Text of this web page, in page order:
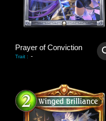
Prayer of Conviction
Trait : -